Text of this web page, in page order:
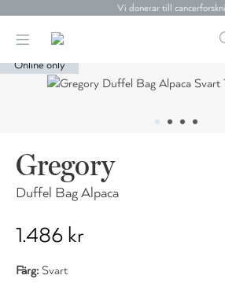
Vi donerar till
Vi donerar till
Betala med Klarna
Online only
Gregory
Duffel Bag Alpaca
1.486 kr
Färg: Svart